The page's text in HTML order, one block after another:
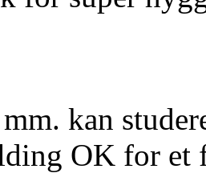
kan
OK for et